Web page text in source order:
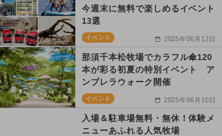
今週末に無料で楽しめるイベント
13選
イベント 2025年06月12日
那須千本松牧場でカラフル傘120
本が彩る初夏の特別イベント ア
ンブレラウォーク開催
イベント 2025年06月10日
入場＆駐車場無料・無休！体験メ
ニューあふれる人気牧場